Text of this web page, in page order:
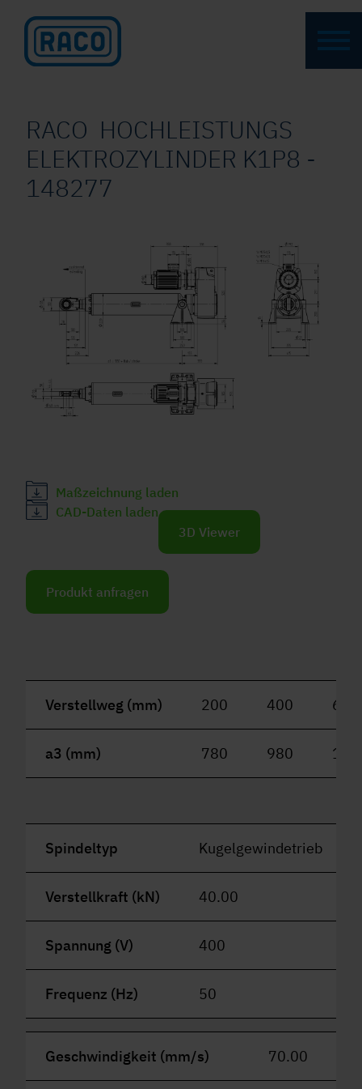
RACO HOCHLEISTUNGS
ELEKTROZYLINDER K1P8 -
148277
Maßzeichnung laden
CAD-Daten laden
3D Viewer
Produkt anfragen
Verstellweg (mm) 200 400 600
a3 (mm) 780 980
Spindeltyp Kugelgewindetrieb
Verstellkraft (kN) 40.00
Spannung (V) 400
Frequenz (Hz) 50
Geschwindigkeit (mm/s) 70.00